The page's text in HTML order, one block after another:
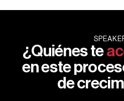
ADMINISTRADOR
LEONARDO
¿Quiénes te
en este
de